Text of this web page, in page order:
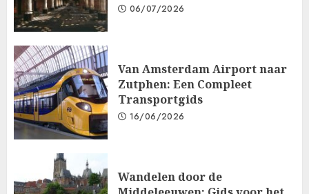
06/07/2026
Van Amsterdam Airport naar
Zutphen: Een Compleet
Transportgids
16/06/2026
Wandelen door de